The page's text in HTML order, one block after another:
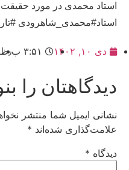
استاد محمدی در مورد حقیقت
استاد#محمدی_شاهرودی
دی ۱۰, ۱۴۰۲ ۳:۵۱ ب٫ظ
دیدگاهتان را
نشانی ایمیل شما منتشر
علامت‌گذاری شده‌اند *
دیدگاه *